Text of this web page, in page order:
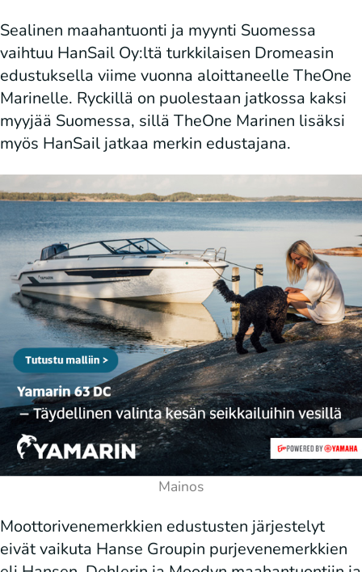
Sealinen maahantuonti ja myynti Suomessa
vaihtuu HanSail Oy:ltä turkkilaisen Dromeasin
edustuksella viime vuonna aloittaneelle TheOne
Marinelle. Ryckillä on puolestaan jatkossa kaksi
myyjää Suomessa, sillä TheOne Marinen lisäksi
myös HanSail jatkaa merkin edustajana.
Moottorivenemerkkien edustusten järjestelyt
eivät vaikuta Hanse Groupin purjevenemerkkien